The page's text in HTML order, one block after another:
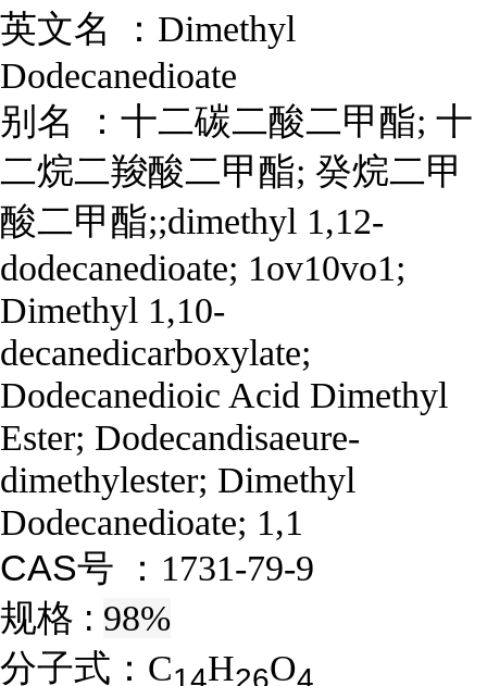
英文名 ： Dimethyl
Dodecanedioate
别名 ： 十二碳二酸二甲酯; 十
二烷二羧酸二甲酯; 癸烷二甲
酸二甲酯;;dimethyl 1,12-
dodecanedioate; 1ov10vo1;
Dimethyl 1,10-
decanedicarboxylate;
Dodecanedioic Acid Dimethyl
Ester; Dodecandisaeure-
dimethylester; Dimethyl
Dodecanedioate; 1,1
CAS号 ： 1731-79-9
规格 : 98%
分子式： C14H26O4